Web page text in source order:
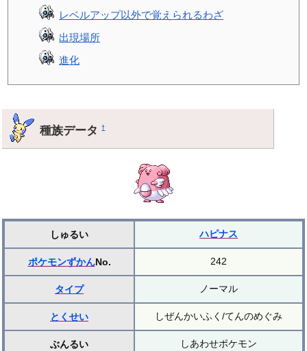
レベルアップ以外で覚えられるわざ
出現場所
進化
種族データ†
しゅるい ハピナス
ポケモンずかんNo. 242
タイプ ノーマル
とくせい しぜんかいふく/てんのめぐみ
ぶんるい しあわせポケモン